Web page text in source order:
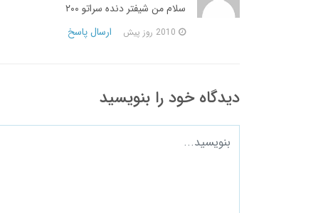
سلام من شیفتر دنده سراتو ۲۰۰
ارسال پاسخ
دیدگاه خود را بنویسید